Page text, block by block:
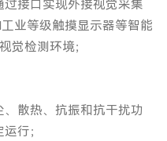
接口实现外接视觉采集
工业等级触摸显示器等智能
觉检测环境；
散热、抗振和抗干扰功
行；